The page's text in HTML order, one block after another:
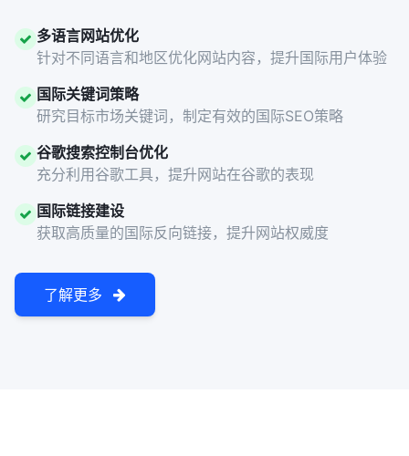
多语言网站优化
针对不同语言和地区优化网站内容，提升国际用户体验
国际关键词策略
研究目标市场关键词，制定有效的国际SEO策略
谷歌搜索控制台优化
充分利用谷歌工具，提升网站在谷歌的表现
国际链接建设
获取高质量的国际反向链接，提升网站权威度
了解更多